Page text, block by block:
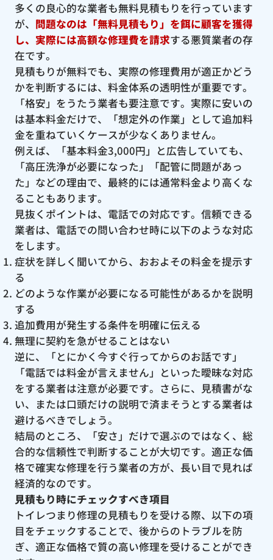
多くの良心的な業者も無料見積もりを行っています
が、 問題なのは「無料見積もり」を餌に顧客を獲得
し、実際には高額な修理費を請求する悪質業者の存
在です。
見積もりが無料でも、実際の修理費用が適正かどう
かを判断するには、料金体系の透明性が重要です。
「格安」をうたう業者も要注意です。実際に安いの
は基本料金だけで、「想定外の作業」として追加料
金を重ねていくケースが少なくありません。
例えば、「基本料金3,000円」と広告していても、
「高圧洗浄が必要になった」「配管に問題があっ
た」などの理由で、最終的には通常料金より高くな
ることもあります。
見抜くポイントは、電話での対応です。信頼できる
業者は、電話での問い合わせ時に以下のような対応
をします。
症状を詳しく聞いてから、おおよその料金を提示す
る
どのような作業が必要になる可能性があるかを説明
する
追加費用が発生する条件を明確に伝える
無理に契約を急がせることはない
逆に、「とにかく今すぐ行ってからのお話です」
「電話では料金が言えません」といった曖昧な対応
をする業者は注意が必要です。さらに、見積書がな
い、または口頭だけの説明で済まそうとする業者は
避けるべきでしょう。
結局のところ、「安さ」だけで選ぶのではなく、総
合的な信頼性で判断することが大切です。適正な価
格で確実な修理を行う業者の方が、長い目で見れば
経済的なのです。
見積もり時にチェックすべき項目
トイレつまり修理の見積もりを受ける際、以下の項
目をチェックすることで、後からのトラブルを防
ぎ、適正な価格で質の高い修理を受けることができ